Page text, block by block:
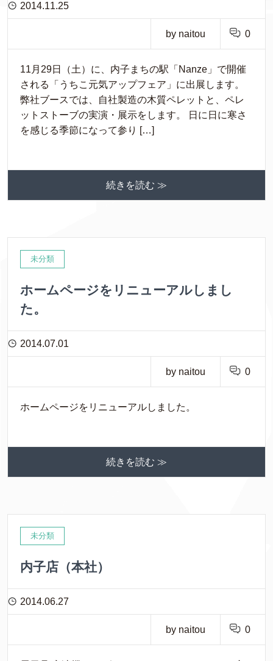
2014.11.25
by naitou 0
11月29日（土）に、内子まちの駅「Nanze」で開催
される「うちこ元気アップフェア」に出展します。
弊社ブースでは、自社製造の木質ペレットと、ペレ
ットストーブの実演・展示をします。 日に日に寒さ
を感じる季節になって参り […]
続きを読む ≫
未分類
ホームページをリニューアルしまし
た。
2014.07.01
by naitou 0
ホームページをリニューアルしました。
続きを読む ≫
未分類
内子店（本社）
2014.06.27
by naitou 0